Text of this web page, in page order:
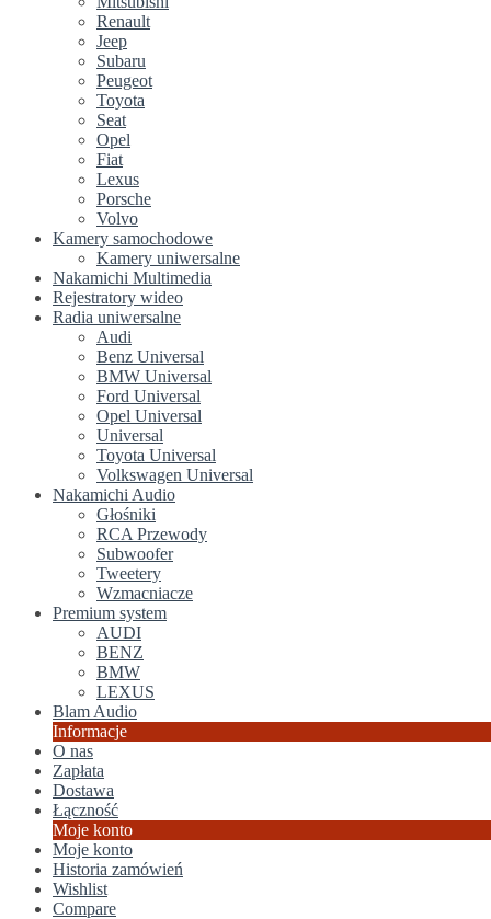
Renault
Jeep
Subaru
Peugeot
Toyota
Seat
Opel
Fiat
Lexus
Porsche
Volvo
Kamery samochodowe
Kamery uniwersalne
Nakamichi Multimedia
Rejestratory wideo
Radia uniwersalne
Audi
Benz Universal
BMW Universal
Ford Universal
Opel Universal
Universal
Toyota Universal
Volkswagen Universal
Nakamichi Audio
Głośniki
RCA Przewody
Subwoofer
Tweetery
Wzmacniacze
Premium system
AUDI
BENZ
BMW
LEXUS
Blam Audio
Informacje
O nas
Zapłata
Dostawa
Łączność
Moje konto
Moje konto
Historia zamówień
Wishlist
Compare